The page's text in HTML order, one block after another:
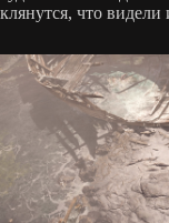
клянутся, что